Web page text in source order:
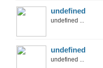
undefined
undefined ...
undefined
undefined ...